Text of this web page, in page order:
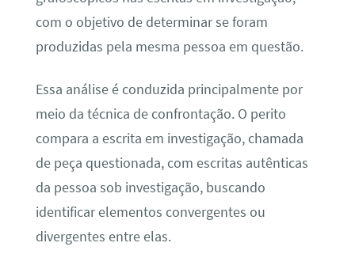
com o objetivo de determinar se foram
produzidas pela mesma pessoa em questão.
Essa análise é conduzida principalmente por
meio da técnica de confrontação. O perito
compara a escrita em investigação, chamada
de peça questionada, com escritas autênticas
da pessoa sob investigação, buscando
identificar elementos convergentes ou
divergentes entre elas.